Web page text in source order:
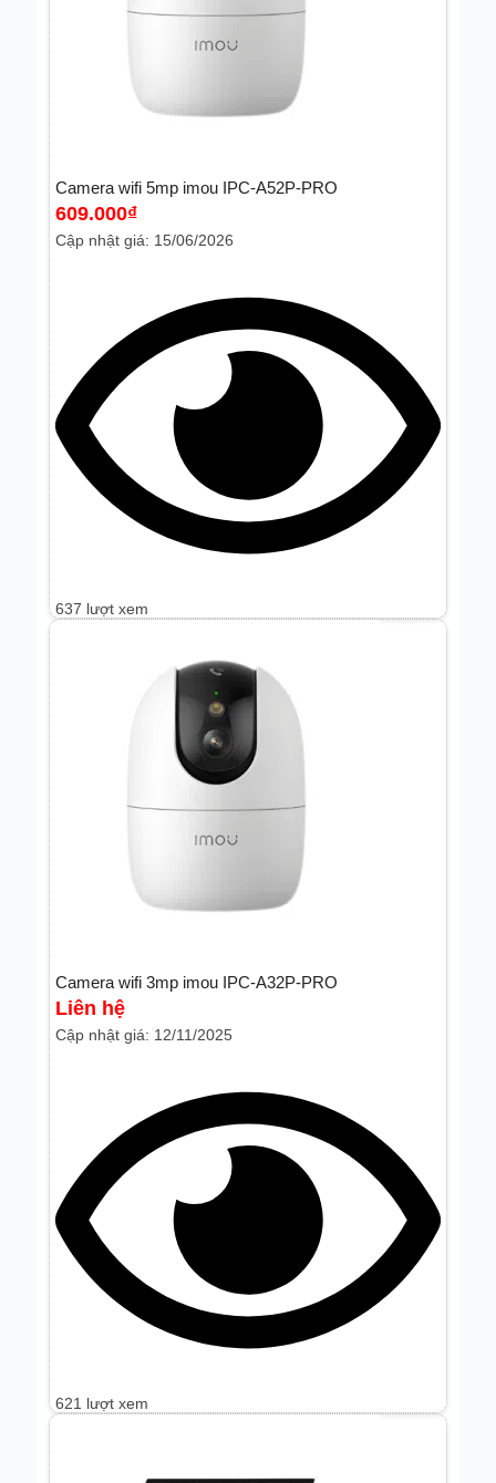
Camera wifi 5mp imou IPC-A52P-PRO
609.000₫
Cập nhật giá: 15/06/2026
637 lượt xem
Camera wifi 3mp imou IPC-A32P-PRO
Liên hệ
Cập nhật giá: 12/11/2025
621 lượt xem